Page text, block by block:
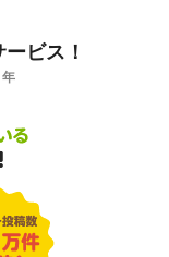
ビス！
年